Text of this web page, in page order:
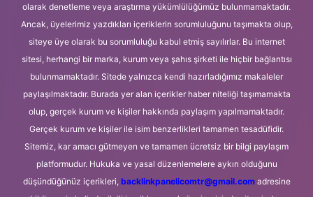
olarak denetleme veya araştırma yükümlülüğümüz bulunmamaktadır.
Ancak, üyelerimiz yazdıkları içeriklerin sorumluluğunu taşımakta olup,
siteye üye olarak bu sorumluluğu kabul etmiş sayılırlar. Bu internet
sitesi, herhangi bir marka, kurum veya şahıs şirketi ile hiçbir bağlantısı
bulunmamaktadır. Sitede yalnızca kendi hazırladığımız makaleler
paylaşılmaktadır. Burada yer alan içerikler haber niteliği taşımamakta
olup, gerçek kurum ve kişiler hakkında paylaşım yapılmamaktadır.
Gerçek kurum ve kişiler ile isim benzerlikleri tamamen tesadüfidir.
Sitemiz, kar amacı gütmeyen ve tamamen ücretsiz bir bilgi paylaşım
platformudur. Hukuka ve yasal düzenlemelere aykırı olduğunu
düşündüğünüz içerikleri, backlinkpanelicomtr@gmail.comadresine